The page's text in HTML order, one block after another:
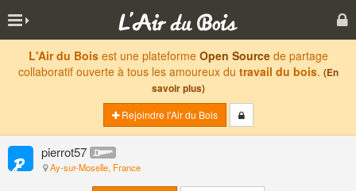
L'Air du Boisest une plateforme Open Sourcede partage
collaboratif ouverte à tous les amoureux du travail du bois. (En
savoir plus)
Rejoindre l'Air du Bois
pierrot57
Ay-sur-Moselle, France